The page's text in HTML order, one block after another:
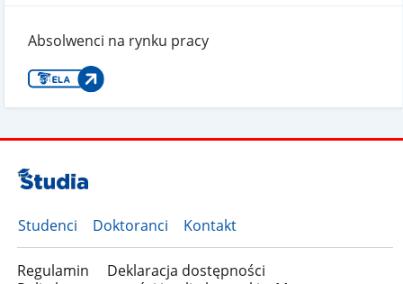
Absolwenci na rynku pracy
Studenci Doktoranci Kontakt
Regulamin
Deklaracja dostępności